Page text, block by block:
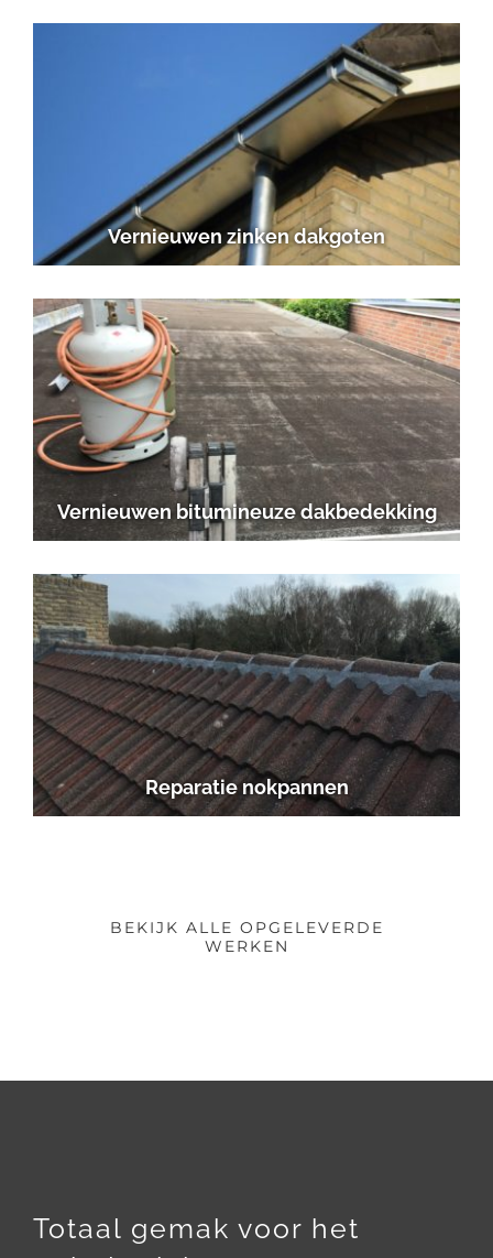
Vernieuwen zinken dakgoten
Vernieuwen bitumineuze dakbedekking
Reparatie nokpannen
BEKIJK ALLE OPGELEVERDE
WERKEN
Totaal gemak voor het